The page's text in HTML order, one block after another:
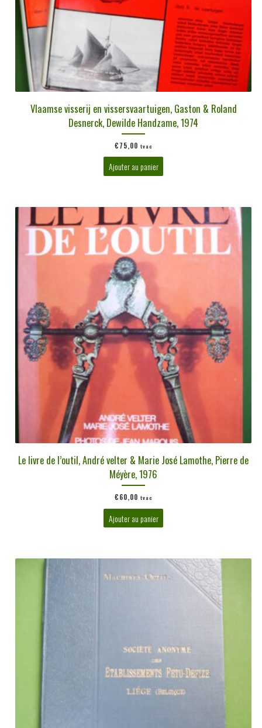
Vlaamse visserij en vissersvaartuigen, Gaston & Roland
Desnerck, Dewilde Handzame, 1974
€75,00 tvac
Ajouter au panier
Le livre de l’outil, André velter & Marie José Lamothe, Pierre de
Méyère, 1976
€60,00 tvac
Ajouter au panier